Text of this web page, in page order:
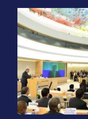
C
u
b
a
I
n
C
u
b
a
i
s
h